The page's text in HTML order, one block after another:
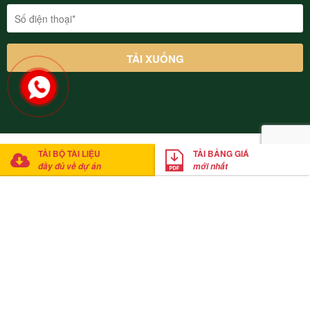
© 2022 Thung Lũng Thanh Xuân Valley Vĩnh Phúc. Cung cấp bởi
Mathsoft Việt Nam
TẢI BỘ TÀI LIỆU
đầy đủ về dự án
TẢI BẢNG GIÁ
mới nhất